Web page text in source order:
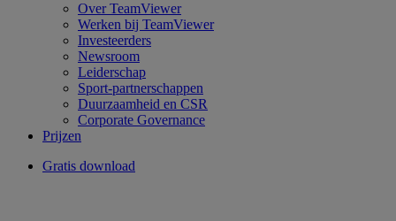
Over TeamViewer
Werken bij TeamViewer
Investeerders
Newsroom
Leiderschap
Sport-partnerschappen
Duurzaamheid en CSR
Corporate Governance
Prijzen
Gratis download